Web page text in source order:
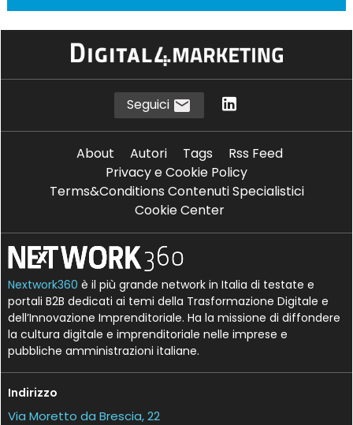
Seguici
About Autori Tags
Rss Feed
Privacy e Cookie Policy
Terms&Conditions Contenuti Specialistici
Cookie Center
Nextwork360 è il più grande network in Italia di testate e
portali B2B dedicati ai temi della Trasformazione Digitale e
dell’Innovazione Imprenditoriale. Ha la missione di diffondere
la cultura digitale e imprenditoriale nelle imprese e
pubbliche amministrazioni italiane.
Indirizzo
Via Moretto da Brescia, 22